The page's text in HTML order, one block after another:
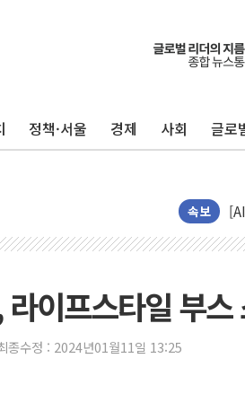
정책·서울 경제 사회 글로
속보
[
[
뉴
이프스타일 부스
종수정 : 2024년01월11일 13:25